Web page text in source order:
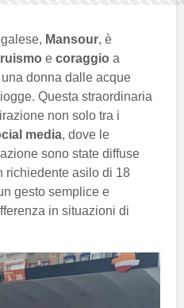
Mansour, è
e coraggio a
donna dalle acque
Questa straordinaria
non solo tra i
media, dove le
sono state diffuse
richiedente asilo di 18
gesto semplice e
in situazioni di